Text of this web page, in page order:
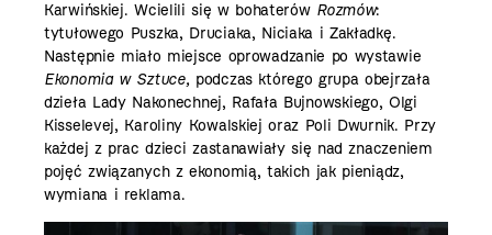
Karwińskiej. Wcielili się w bohaterów Rozmów:
tytułowego Puszka, Druciaka, Niciaka i Zakładkę.
Następnie miało miejsce oprowadzanie po wystawie
Ekonomia w Sztuce, podczas którego grupa obejrzała
dzieła Lady Nakonechnej, Rafała Bujnowskiego, Olgi
Kisselevej, Karoliny Kowalskiej oraz Poli Dwurnik. Przy
każdej z prac dzieci zastanawiały się nad znaczeniem
pojęć związanych z ekonomią, takich jak pieniądz,
wymiana i reklama.